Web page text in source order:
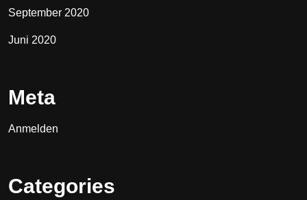
September 2020
Juni 2020
Meta
Anmelden
Categories